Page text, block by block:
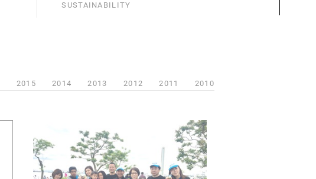
SUSTAINABILITY
2015 2014 2013 2012 2011 2010